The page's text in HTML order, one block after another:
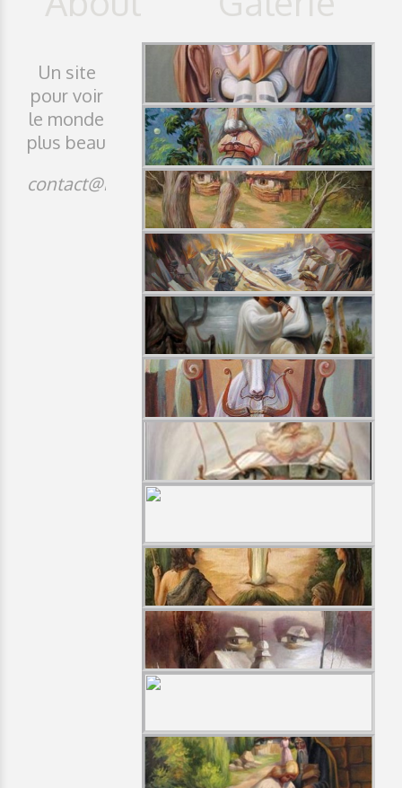
Un site
pour voir
le monde
plus beau
contact@idji.org